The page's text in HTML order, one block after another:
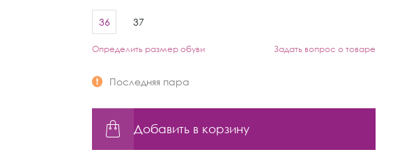
36 37
Определить размер обуви Задать вопрос о товаре
Последняя пара
Добавить в корзину